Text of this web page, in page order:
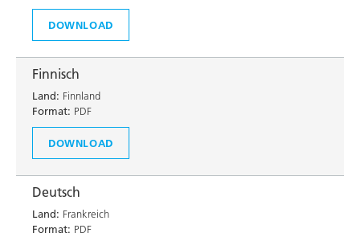
DOWNLOAD
Finnisch
Land: Finnland
Format: PDF
DOWNLOAD
Deutsch
Land: Frankreich
Format: PDF